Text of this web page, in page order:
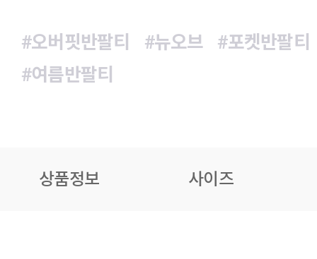
#오버핏반팔티 #뉴오브
#포켓반팔티
#여름반팔티
상품정보 사이즈